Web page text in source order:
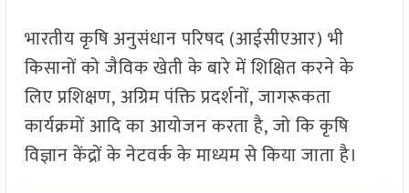
भारतीय कृषि अनुसंधान परिषद (आईसीएआर) भी
किसानों को जैविक खेती के बारे में शिक्षित करने के
लिए प्रशिक्षण, अग्रिम पंक्ति प्रदर्शनों, जागरूकता
कार्यक्रमों आदि का आयोजन करता है, जो कि कृषि
विज्ञान केंद्रों के नेटवर्क के माध्यम से किया जाता है।